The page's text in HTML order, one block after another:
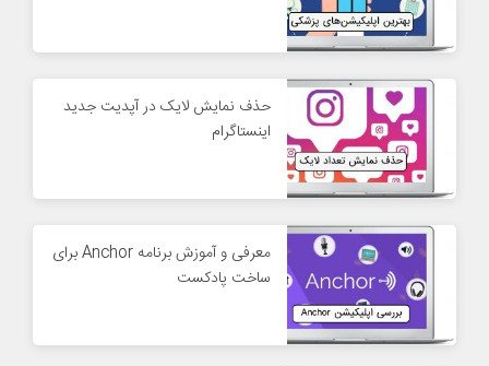
حذف نمایش لایک در آپدیت جدید
اینستاگرام
معرفی و آموزش برنامه Anchor برای
ساخت پادکست